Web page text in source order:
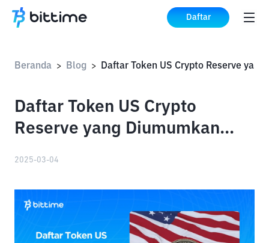
Daftar
Beranda > Blog >
Daftar Token US Crypto
Reserve yang Diumumkan
2025-03-04